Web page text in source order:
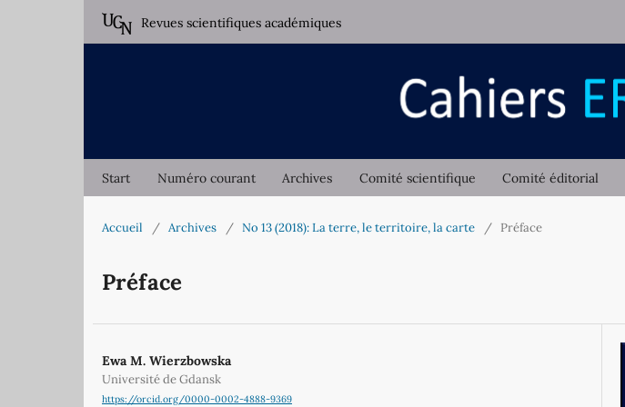
Start Numéro courant Archives Comité scientifique Comité éditorial
Revues scientifiques académiques
Accueil / Archives / No 13 (2018): La terre, le territoire, la carte / Préface
Préface
Ewa M. Wierzbowska
Université de Gdansk
https://orcid.org/0000-0002-4888-9369